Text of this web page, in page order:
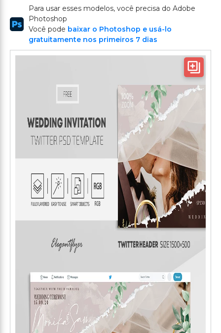
Para usar esses modelos, você precisa do Adobe
Photoshop
Você pode baixar o Photoshop e usá-lo
gratuitamente nos primeiros 7 dias